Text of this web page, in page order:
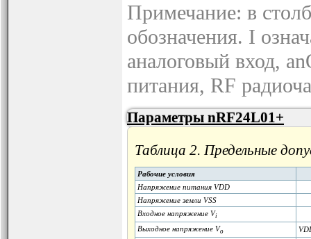
Примечание: в
обозначения. I
аналоговый вход,
питания, RF
Параметры nRF24L01+
Таблица 2. Предельные
Рабочие условия
Напряжение питания VDD
Напряжение земли VSS
Входное напряжение Vi
Выходное напряжение Vo